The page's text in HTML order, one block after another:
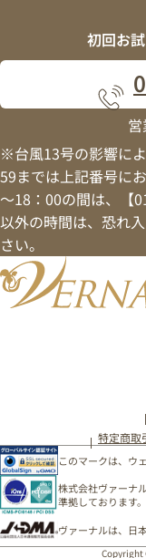
初回お
※台風13号の影響に
59までは上記番号に
～18：00の間は、【
以外の時間は、恐れ
さい。
特定商取
このマークは、ウ
株式会社ヴァーナ
準拠しております。
ヴァーナルは、日
Copyright